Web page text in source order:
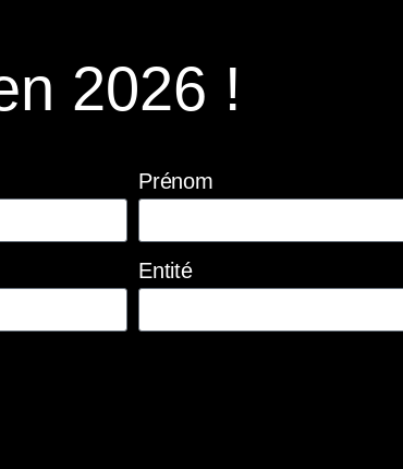
2026 !
Prénom
Entité